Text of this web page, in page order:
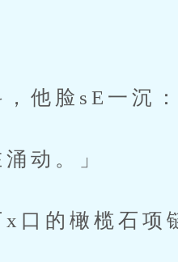
脸sE一沉：
。」
的橄榄石项